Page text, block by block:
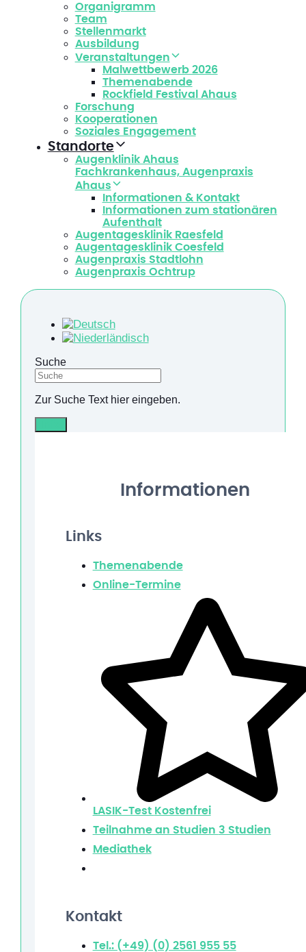
Organigramm
Team
Stellenmarkt
Ausbildung
Veranstaltungen
Malwettbewerb 2026
Themenabende
Rockfield Festival Ahaus
Forschung
Kooperationen
Soziales Engagement
Standorte
Augenklinik Ahaus
Fachkrankenhaus, Augenpraxis
Ahaus
Informationen & Kontakt
Informationen zum stationären
Aufenthalt
Augentagesklinik Raesfeld
Augentagesklinik Coesfeld
Augenpraxis Stadtlohn
Augenpraxis Ochtrup
Suche
Zur Suche Text hier eingeben.
Informationen
Links
Themenabende
Online-Termine
LASIK-Test Kostenfrei
Teilnahme an Studien 3 Studien
Mediathek
Kontakt
Tel.: (+49) (0) 2561 955 55